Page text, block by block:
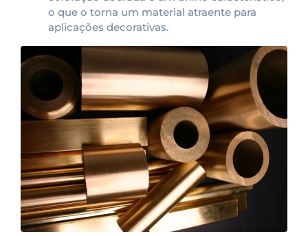
o que o torna um material atraente para
aplicações decorativas.